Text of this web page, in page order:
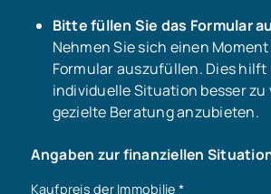
Bitte füllen Sie das Formular
Nehmen Sie sich einen
Formular auszufüllen. Dies hilft
individuelle Situation besser
gezielte Beratung anzubieten.
Angaben zur finanziellen
Kaufpreis der Immobilie *